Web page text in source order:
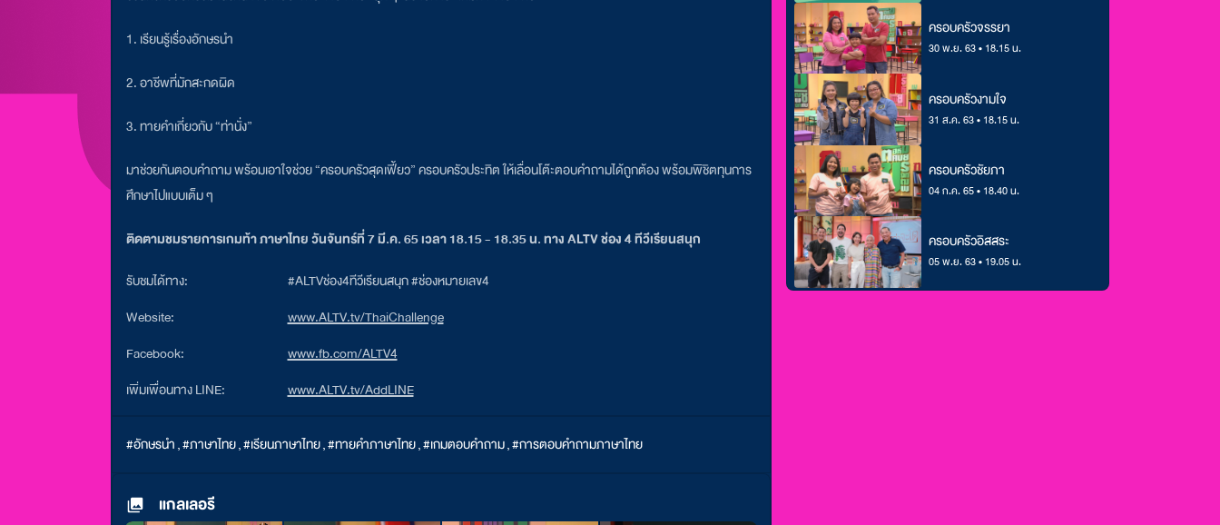
1. เรียนรู้เรื่องอักษรนำ
2. อาชีพที่มักสะกดผิด
3. ทายคำเกี่ยวกับ “ท่านั่ง”
มาช่วยกันตอบคำถาม พร้อมเอาใจช่วย “ครอบครัวสุดเฟี้ยว” ครอบครัวประทิต ให้เลื่อนโต๊ะตอบคำถามได้ถูกต้อง พร้อมพิชิตทุนการ
ศึกษาไปแบบเต็ม ๆ
ติดตามชมรายการเกมท้า ภาษาไทย วันจันทร์ที่ 7 มี.ค. 65 เวลา 18.15 - 18.35 น. ทาง ALTV ช่อง 4 ทีวีเรียนสนุก
รับชมได้ทาง:
#ALTVช่อง4ทีวีเรียนสนุก #ช่องหมายเลข4
Website:
www.ALTV.tv/ThaiChallenge
Facebook:
www.fb.com/ALTV4
เพิ่มเพื่อนทาง LINE:
www.ALTV.tv/AddLINE
#อักษรนำ,#ภาษาไทย,#เรียนภาษาไทย,#ทายคำภาษาไทย,#เกมตอบคำถาม,#การตอบคำถามภาษาไทย
แกลเลอรี
ครอบครัวจรรยา
30 พ.ย. 63 • 18.15 น.
ครอบครัวงามใจ
31 ส.ค. 63 • 18.15 น.
ครอบครัวชัยภา
04 ก.ค. 65 • 18.40 น.
ครอบครัวอิสสระ
05 พ.ย. 63 • 19.05 น.